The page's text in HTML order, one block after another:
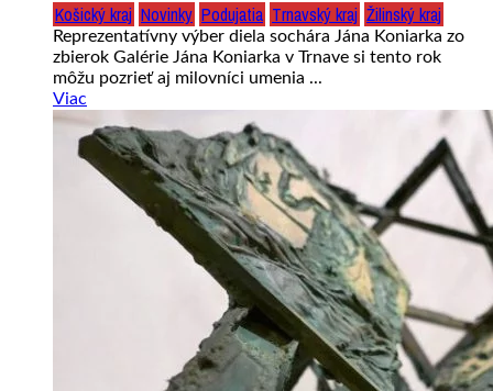
Košický kraj Novinky Podujatia Trnavský kraj Žilinský kraj
Reprezentatívny výber diela sochára Jána Koniarka zo
zbierok Galérie Jána Koniarka v Trnave si tento rok
môžu pozrieť aj milovníci umenia ...
Viac